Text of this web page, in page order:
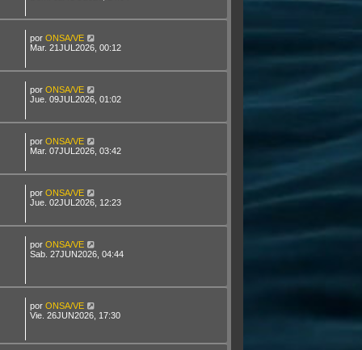
por ONSA/VE
Mar. 21JUL2026, 00:12
por ONSA/VE
Jue. 09JUL2026, 01:02
por ONSA/VE
Mar. 07JUL2026, 03:42
por ONSA/VE
Jue. 02JUL2026, 12:23
por ONSA/VE
Sab. 27JUN2026, 04:44
por ONSA/VE
Vie. 26JUN2026, 17:30